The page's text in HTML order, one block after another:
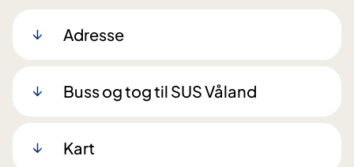
Adresse
Buss og tog til SUS Våland
Kart